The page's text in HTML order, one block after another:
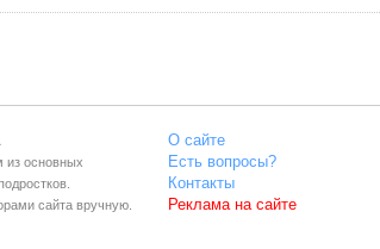
из основных
сайта вручную.
О сайте
Есть вопросы?
Контакты
Реклама на сайте